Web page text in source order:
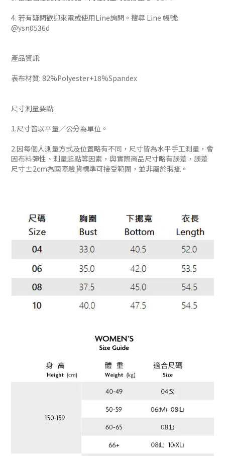
4. 若有疑問歡迎來電或使用Line詢問。搜尋 Line 帳號:
@ysn0536d
產品資訊:
表布材質: 82%Polyester+18%Spandex
尺寸測量要點:
1.尺寸皆以平量／公分為單位。
2.因每個人測量方式及位置略有不同，尺寸皆為水平手工測量，會
因布料彈性、測量起點等因素，與實際商品尺寸略有誤差，誤差
尺寸±2cm為國際驗貨標準可接受範圍，並非屬於瑕疵。